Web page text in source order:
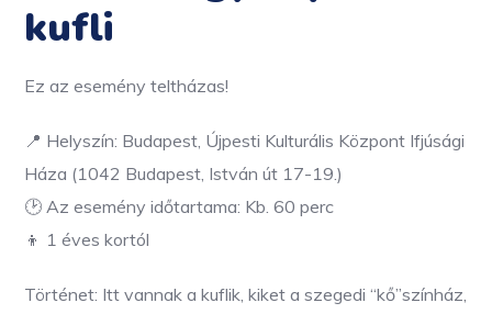
kufli
Ez az esemény teltházas!
📍 Helyszín: Budapest, Újpesti Kulturális Központ Ifjúsági
Háza (1042 Budapest, István út 17-19.)
🕑 Az esemény időtartama: Kb. 60 perc
👦 1 éves kortól
Történet: Itt vannak a kuflik, kiket a szegedi “kő”színház,